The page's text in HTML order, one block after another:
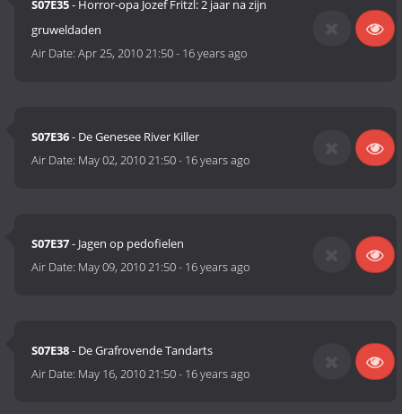
S07E35- Horror-opa Jozef Fritzl: 2 jaar na zijn
gruweldaden
Air Date:Apr 25, 2010 21:50- 16 years ago
S07E36- De Genesee River Killer
Air Date: May 02, 2010 21:50- 16 years ago
S07E37- Jagen op pedofielen
Air Date: May 09, 2010 21:50- 16 years ago
S07E38- De Grafrovende Tandarts
Air Date: May 16, 2010 21:50- 16 years ago